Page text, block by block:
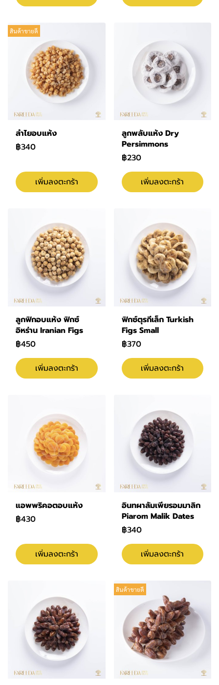
สินค้าขายดี
ลำไยอบแห้ง
฿340
เพิ่มลงตะกร้า
ลูกพลับแห้ง Dry
Persimmons
฿230
เพิ่มลงตะกร้า
ลูกฟิกอบแห้ง ฟิกซ์
อิหร่าน Iranian Figs
฿450
เพิ่มลงตะกร้า
ฟิกซ์ตุรกีเล็ก Turkish
Figs Small
฿370
เพิ่มลงตะกร้า
แอพพริคอตอบแห้ง
฿430
เพิ่มลงตะกร้า
อินทผาลัมเพียรอมมาลิก
Piarom Malik Dates
฿340
เพิ่มลงตะกร้า
สินค้าขายดี